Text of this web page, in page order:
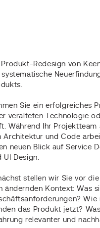
Produkt-Redesign von
systematische
Sie ein erfolgreiches
veralteten Technologie
Während Ihr Projektteam
Architektur und Code
neuen Blick auf Service
UI Design.
stellen wir Sie vor
ändernden Kontext: Was
Wie
das Produkt jetzt?
relevanter und